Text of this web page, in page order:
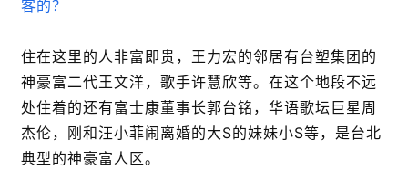
住在这里的人非富即贵，王力宏的邻居有台塑集团的
神豪富二代王文洋，歌手许慧欣等。在这个地段不远
处住着的还有富士康董事长郭台铭，华语歌坛巨星周
杰伦，刚和汪小菲闹离婚的大S的妹妹小S等，是台北
典型的神豪富人区。